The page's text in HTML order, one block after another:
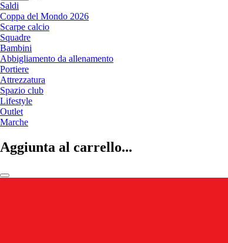
Saldi
Coppa del Mondo 2026
Scarpe calcio
Squadre
Bambini
Abbigliamento da allenamento
Portiere
Attrezzatura
Spazio club
Lifestyle
Outlet
Marche
Aggiunta al carrello...